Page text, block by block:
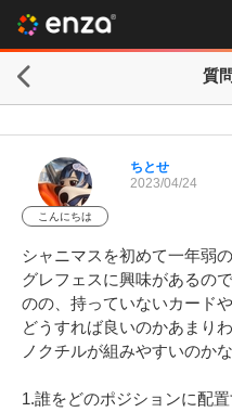
質
こんにちは
ちとせ
2023/04/24
シャニマスを初めて一年弱の
グレフェスに興味があるの
のの、持っていないカード
どうすれば良いのかあまり
ノクチルが組みやすいのか
1.誰をどのポジションに配